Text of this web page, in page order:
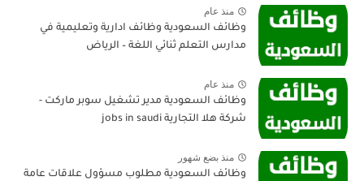
منذ عام
وظائف السعودية وظائف ادارية وتعليمية في
مدارس التعلم ثنائي اللغة – الرياض
منذ عام
وظائف السعودية مدير تشغيل سوبر ماركت -
شركة هلا التجارية jobs in saudi
منذ بضع شهور
وظائف السعودية مطلوب مسؤول علاقات عامة